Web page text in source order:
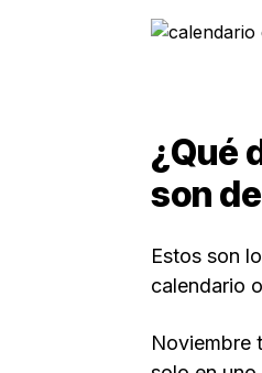
¿Qué
son
Estos son
calendario
Noviembre